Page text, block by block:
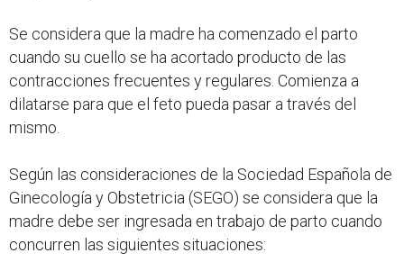
Se considera que la madre ha comenzado el parto
cuando su cuello se ha acortado producto de las
contracciones frecuentes y regulares. Comienza a
dilatarse para que el feto pueda pasar a través del
mismo.
Según las consideraciones de la Sociedad Española de
Ginecología y Obstetricia (SEGO) se considera que la
madre debe ser ingresada en trabajo de parto cuando
concurren las siguientes situaciones: